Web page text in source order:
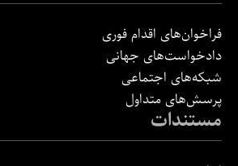
فراخوان‌های اقدام فوری
دادخواست‌های جهانی
شبکه‌های اجتماعی
پرسش‌های متداول
مستندات